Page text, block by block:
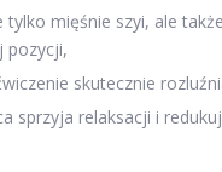
tylko mięśnie szyi, ale
pozycji,
skutecznie
sprzyja relaksacji i